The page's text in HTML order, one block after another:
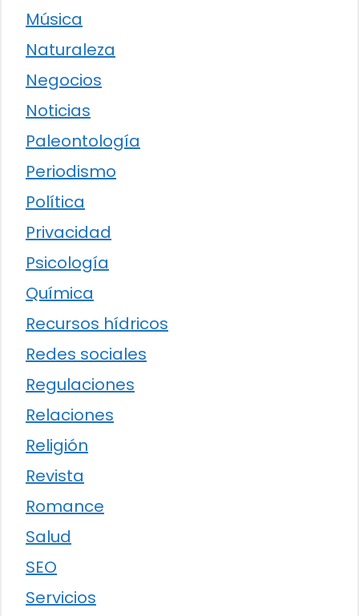
Música
Naturaleza
Negocios
Noticias
Paleontología
Periodismo
Política
Privacidad
Psicología
Química
Recursos hídricos
Redes sociales
Regulaciones
Relaciones
Religión
Revista
Romance
Salud
SEO
Servicios